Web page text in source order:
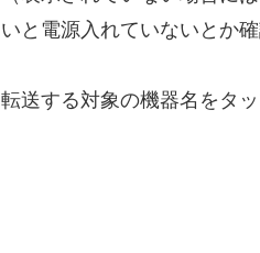
いと電源入れていないとか
転送する対象の機器名をタ